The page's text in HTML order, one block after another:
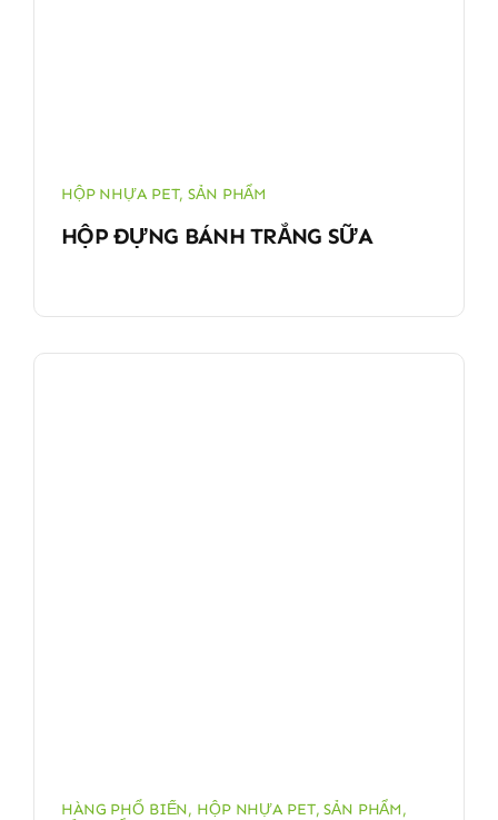
HỘP NHỰA PET,SẢN PHẨM
HỘP ĐỰNG BÁNH TRẮNG SỮA
HÀNG PHỔ BIẾN, HỘP NHỰA PET,SẢN PHẨM,